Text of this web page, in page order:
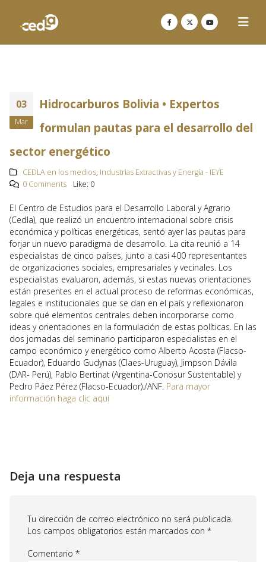
03
Mar
Hidrocarburos Bolivia • Expertos
formulan pautas para el desarrollo del
sector energético
CEDLA en los medios, Industrias Extractivas y Energía - IEYE
0 Comments
Like: 0
El Centro de Estudios para el Desarrollo Laboral y Agrario
(Cedla), que realizó un encuentro internacional sobre crisis
económica y políticas energéticas, sentó ayer las pautas para
forjar un nuevo paradigma de desarrollo. La cita reunió a 14
especialistas de cinco países, junto a casi 400 representantes
de organizaciones sociales, empresariales y vecinales. Los
especialistas evaluaron, además, si estas nuevas orientaciones
están presentes en el actual proceso de reformas económicas,
legales e institucionales que se dan en el país y reflexionaron
sobre qué elementos centrales deben incorporarse como
ideas y orientaciones en la formulación de estas políticas. En las
dos jornadas del seminario participaron especialistas en el
campo económico y energético como Alberto Acosta (Flacso-
Ecuador), Eduardo Gudynas (Claes-Uruguay), Jimpson Dávila
(DAR- Perú), Pablo Bertinat (Argentina-Conosur Sustentable) y
Pedro Páez Pérez (Flacso-Ecuador)./ANF. Para mayor
información haga clic aquí
Deja una respuesta
Tu dirección de correo electrónico no será publicada.
Los campos obligatorios están marcados con *
Comentario *